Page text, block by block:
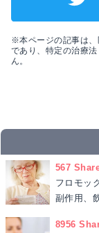
※本ページの記事は、
であり、特定の治療
ん。
567
フロモッ
副作用、
8956